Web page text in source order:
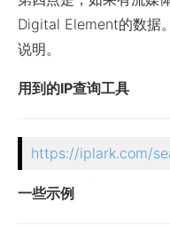
Digital Element的数据
说明。
用到的IP查询工具
https://iplark.com/
一些示例